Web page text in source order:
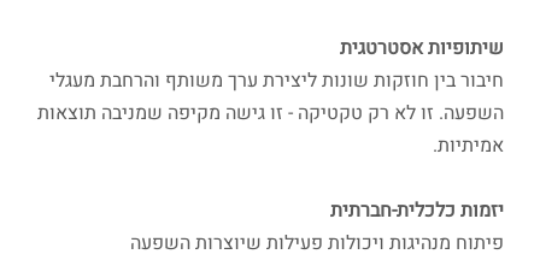
שיתופיות אסטרטגית
חיבור בין חוזקות שונות ליצירת ערך משותף והרחבת מעגלי
השפעה. זו לא רק טקטיקה - זו גישה מקיפה שמניבה תוצאות
אמיתיות.
יזמות כלכלית-חברתית
פיתוח מנהיגות ויכולות פעילות שיוצרות השפעה